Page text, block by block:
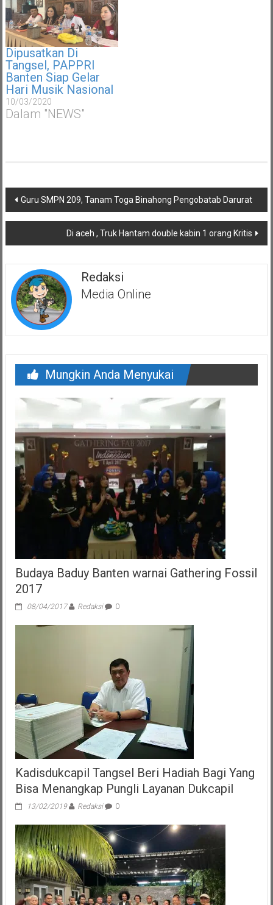
Dipusatkan Di
Tangsel, PAPPRI
Banten Siap Gelar
Hari Musik Nasional
10/03/2020
Dalam "NEWS"
Navigasi
pos
Guru SMPN 209, Tanam Toga Binahong Pengobatab Darurat
Di aceh , Truk Hantam double kabin 1 orang Kritis
Redaksi
Media Online
Mungkin Anda Menyukai
Budaya Baduy Banten warnai Gathering Fossil
2017
08/04/2017 Redaksi 0
Kadisdukcapil Tangsel Beri Hadiah Bagi Yang
Bisa Menangkap Pungli Layanan Dukcapil
13/02/2019 Redaksi 0